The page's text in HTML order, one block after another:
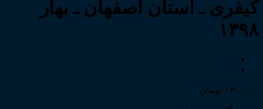
کیفری ـ استان اصفهان ـ بهار
۱۳۹۸
۱۲۰,۰۰۰ تومان